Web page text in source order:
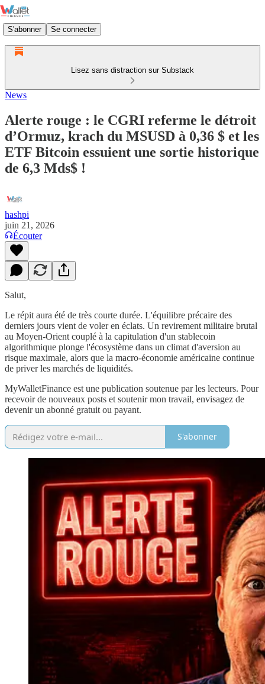
S'abonner Se connecter
Lisez sans distraction sur Substack
News
Alerte rouge : le CGRI referme le détroit
d’Ormuz, krach du MSUSD à 0,36 $ et les
ETF Bitcoin essuient une sortie historique
de 6,3 Mds$ !
hashpi
juin 21, 2026
Écouter
Salut,
Le répit aura été de très courte durée. L'équilibre précaire des
derniers jours vient de voler en éclats. Un revirement militaire brutal
au Moyen-Orient couplé à la capitulation d'un stablecoin
algorithmique plonge l'écosystème dans un climat d'aversion au
risque maximale, alors que la macro-économie américaine continue
de priver les marchés de liquidités.
MyWalletFinance est une publication soutenue par les lecteurs. Pour
recevoir de nouveaux posts et soutenir mon travail, envisagez de
devenir un abonné gratuit ou payant.
S'abonner